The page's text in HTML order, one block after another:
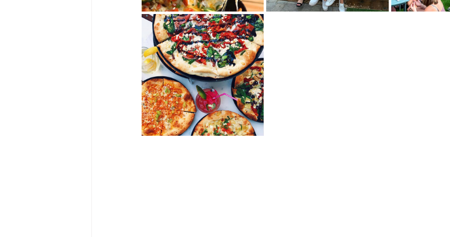
Cambridge-맛집/여행지 Campton-맛집/여행지 Campton-맛집/여행지 Cascade
Centerport-맛집/여행지